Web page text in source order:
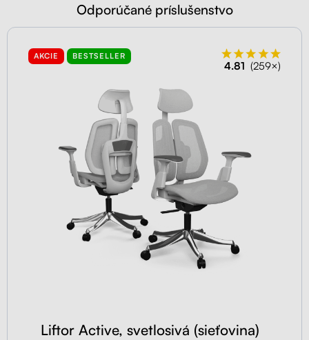
Odporúčané príslušenstvo
AKCIE BESTSELLER
4.81 (259×)
Liftor Active, svetlosivá (sieťovina)